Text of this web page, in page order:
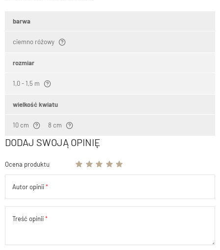
barwa
ciemno różowy
rozmiar
1,0 - 1,5 m
wielkość kwiatu
10 cm 8 cm
DODAJ SWOJĄ OPINIĘ
Ocena produktu
Autor opinii
Treść opinii